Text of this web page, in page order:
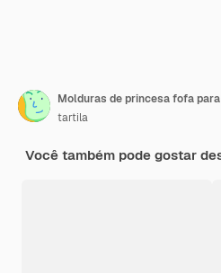
tartila
Você também pode gostar